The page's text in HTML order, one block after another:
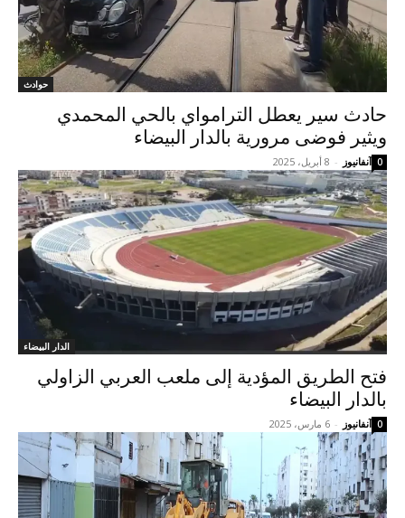
حوادث
حادث سير يعطل الترامواي بالحي المحمدي
ويثير فوضى مرورية بالدار البيضاء
آنفانيوز - 8 أبريل، 2025 0
الدار البيضاء
فتح الطريق المؤدية إلى ملعب العربي الزاولي
بالدار البيضاء
آنفانيوز - 6 مارس، 2025 0